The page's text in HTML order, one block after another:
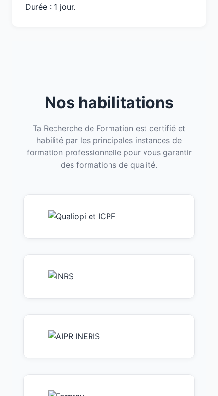
Durée : 1 jour.
Nos habilitations
Ta Recherche de Formation est certifié et
habilité par les principales instances de
formation professionnelle pour vous garantir
des formations de qualité.